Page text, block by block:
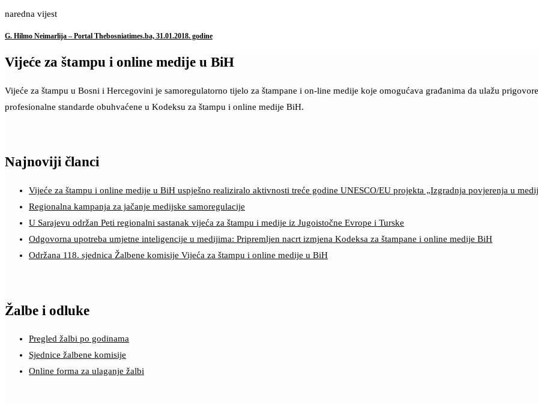
naredna vijest
G. Hilmo Neimarlija – Portal Thebosniatimes.ba, 31.01.2018. godine
Vijeće za štampu i online medije u BiH
Vijeće za štampu u Bosni i Hercegovini je samoregulatorno tijelo za štampane i on-line medije koje omogućava građanima da ulažu
profesionalne standarde obuhvaćene u Kodeksu za štampu i online medije BiH.
Najnoviji članci
Vijeće za štampu i online medije u BiH uspješno realiziralo aktivnosti treće godine UNESCO/EU projekta „Izgradnja povjerenja u
Regionalna kampanja za jačanje medijske samoregulacije
U Sarajevu održan Peti regionalni sastanak vijeća za štampu i medije iz Jugoistočne Evrope i Turske
Odgovorna upotreba umjetne inteligencije u medijima: Pripremljen nacrt izmjena Kodeksa za štampane i online medije BiH
Održana 118. sjednica Žalbene komisije Vijeća za štampu i online medije u BiH
Žalbe i odluke
Pregled žalbi po godinama
Sjednice žalbene komisije
Online forma za ulaganje žalbi